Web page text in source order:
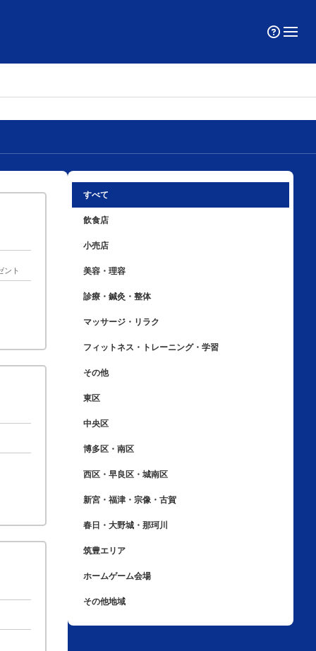
ント
すべて
飲食店
小売店
美容・理容
診療・鍼灸・整体
マッサージ・リラク
フィットネス・トレーニング・学習
その他
東区
中央区
博多区・南区
西区・早良区・城南区
新宮・福津・宗像・古賀
春日・大野城・那珂川
筑豊エリア
ホームゲーム会場
その他地域